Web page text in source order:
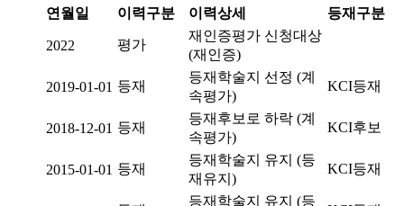
연월일
이력구분 이력상세 등재구분
2022 평가
재인증평가 신청대상
(재인증)
2019-01-01 등재
등재학술지 선정 (계
속평가)
KCI등재
2018-12-01 등재
등재후보로 하락 (계
속평가)
KCI후보
2015-01-01 등재
등재학술지 유지 (등
재유지)
KCI등재
등재학술지 유지 (등